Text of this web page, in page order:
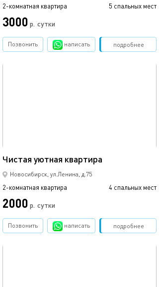
2-комнатная квартира 5 спальных мест
3000 р. сутки
подробнее
Позвонить написать Забронировать
Чистая уютная квартира
Новосибирск, ул.Ленина, д.75
2-комнатная квартира 4 спальных мест
2000 р. сутки
подробнее
Позвонить написать Забронировать